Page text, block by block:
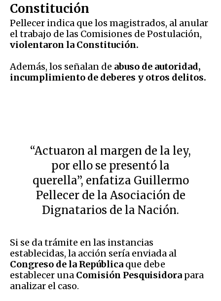
Constitución
Pellecer indica que los magistrados, al anular
el trabajo de las Comisiones de Postulación,
violentaron la Constitución.
Además, los señalan de abuso de autoridad,
incumplimiento de deberes y otros delitos.
“Actuaron al margen de la ley,
por ello se presentó la
querella”, enfatiza Guillermo
Pellecer de la Asociación de
Dignatarios de la Nación.
Si se da trámite en las instancias
establecidas, la acción sería enviada al
Congreso de la República que debe
establecer una Comisión Pesquisidora para
analizar el caso.